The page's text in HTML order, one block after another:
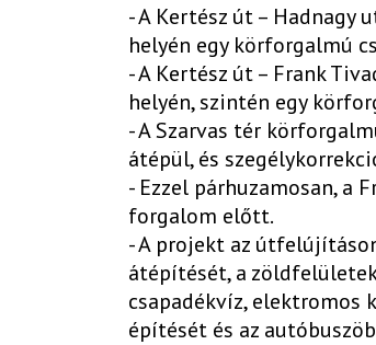
- A Kertész út –
helyén egy körforgalmú
- A Kertész út – Frank
helyén, szintén egy
- A Szarvas tér
átépül, és
- Ezzel párhuzamosan, a
forgalom előtt.
- A projekt az
átépítését, a
csapadékvíz,
építését és az